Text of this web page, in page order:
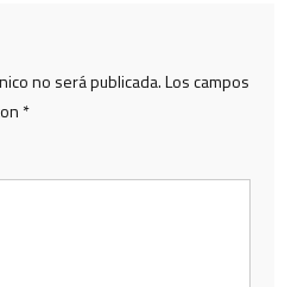
no será publicada.Los campos
*